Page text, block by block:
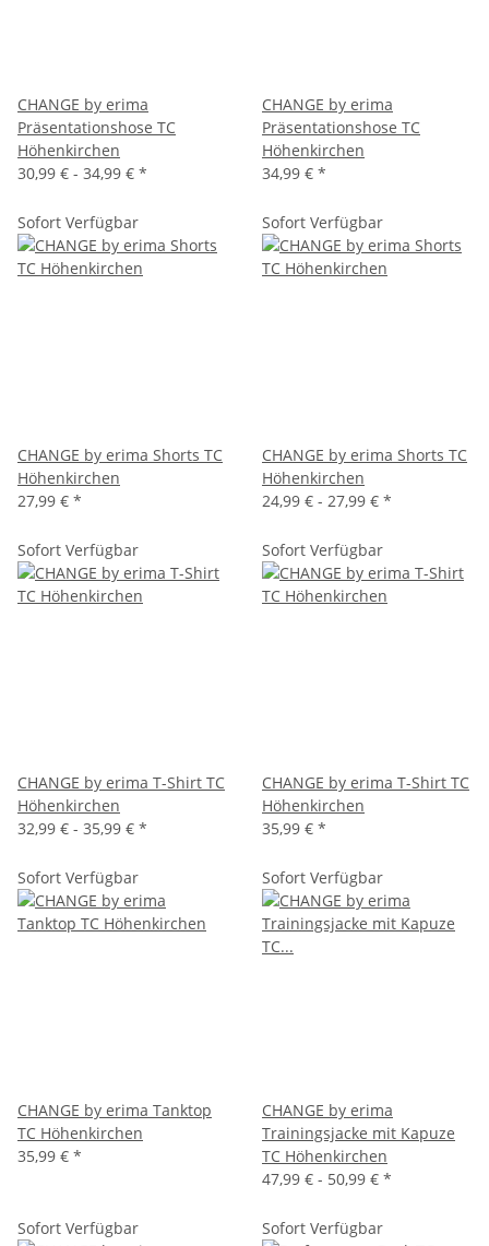
CHANGE by erima
Präsentationshose TC
Höhenkirchen
30,99 € - 34,99 € *
CHANGE by erima
Präsentationshose TC
Höhenkirchen
34,99 € *
Sofort Verfügbar
CHANGE by erima Shorts TC
Höhenkirchen
27,99 € *
Sofort Verfügbar
CHANGE by erima Shorts TC
Höhenkirchen
24,99 € - 27,99 € *
Sofort Verfügbar
CHANGE by erima T-Shirt TC
Höhenkirchen
32,99 € - 35,99 € *
Sofort Verfügbar
CHANGE by erima T-Shirt TC
Höhenkirchen
35,99 € *
Sofort Verfügbar
CHANGE by erima Tanktop
TC Höhenkirchen
35,99 € *
Sofort Verfügbar
CHANGE by erima
Trainingsjacke mit Kapuze
TC Höhenkirchen
47,99 € - 50,99 € *
Sofort Verfügbar Sofort Verfügbar